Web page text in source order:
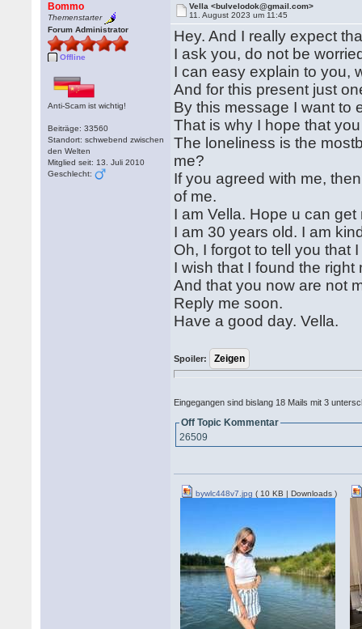
Bommo
Themenstarter
Forum Administrator
Offline
Anti-Scam ist wichtig!
Beiträge: 33560
Standort: schwebend zwischen
den Welten
Mitglied seit: 13. Juli 2010
Geschlecht:
Vella <bulvelodok@gmail.com>
11. August 2023 um 11:45
Hey. And I really expect
I ask you, do not be
I can easy explain to you,
And for this present just
By this message I want to
That is why I hope that
The loneliness is the
me?
If you agreed with me,
of me.
I am Vella. Hope u can
I am 30 years old. I am
Oh, I forgot to tell you that
I wish that I found the
And that you now are not
Reply me soon.
Have a good day. Vella.
Spoiler:
Eingegangen sind bislang 18 Mails mit 3
Off Topic Kommentar
26509
bywlc448v7.jpg ( 10 KB | Downloads )